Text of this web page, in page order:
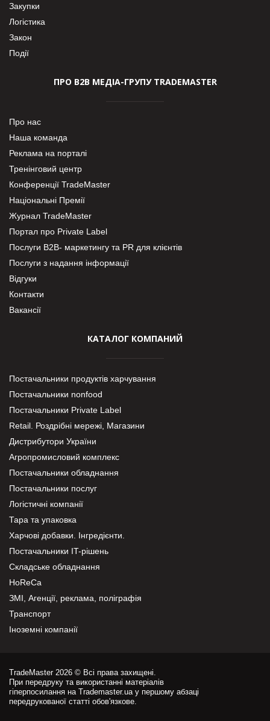
Закупки
Логістика
Закон
Події
ПРО В2В МЕДІА-ГРУПУ TRADEMASTER
Про нас
Наша команда
Реклама на порталі
Тренінговий центр
Конференції TradeMaster
Національні Премії
Журнал TradeMaster
Портал про Private Label
Послуги В2В- маркетингу та PR для клієнтів
Послуги з надання інформації
Відгуки
Контакти
Вакансії
КАТАЛОГ КОМПАНИЙ
Постачальники продуктів харчування
Постачальники nonfood
Постачальники Private Label
Retail. Роздрібні мережі, Магазини
Дистрибутори України
Агропромисловий комплекс
Постачальники обладнання
Постачальники послуг
Логістичні компанії
Тара та упаковка
Харчові добавки. Інгредієнти.
Постачальники IT-рішень
Складське обладнання
HoReCa
ЗМІ, Агенції, реклама, поліграфія
Транспорт
Іноземні компанії
TradeMaster 2026 © Всі права захищені.
При передруку та використанні матеріалів
гіперпосилання на Trademaster.ua у першому абзаці
передрукованої статті обов'язкове.